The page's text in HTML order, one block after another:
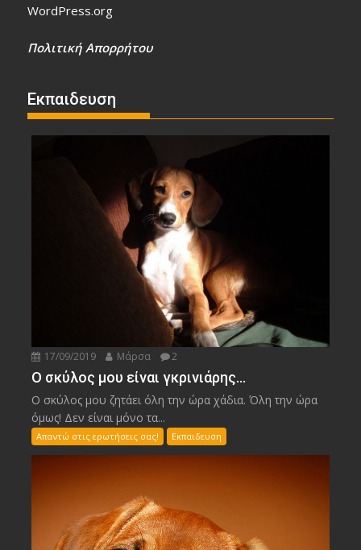
WordPress.org
Πολιτική Απορρήτου
Εκπαιδευση
17/09/2019 Μάρσα 2
Ο σκύλος μου είναι γκρινιάρης…
Ο σκύλος μου ζητάει όλη την ώρα χάδια. Όλη την ώρα
όμως! Δεν είναι μόνο τα...
Απαντώ στις ερωτήσεις σας! Εκπαιδευση